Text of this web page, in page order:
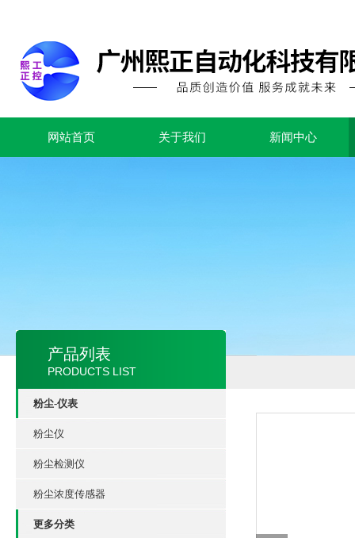
网站首页 关于我们 新闻中心
产品列表
PRODUCTS LIST
粉尘-仪表
粉尘仪
粉尘检测仪
粉尘浓度传感器
更多分类